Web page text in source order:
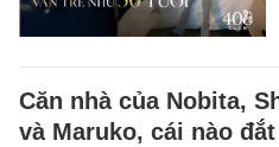
Căn nhà của Nobita,
và Maruko, cái nào